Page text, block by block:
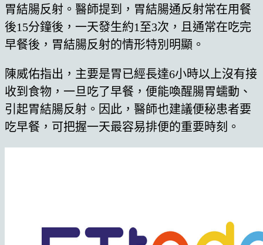
胃結腸反射。醫師提到，胃結腸通反射常在用餐
後15分鐘後，一天發生約1至3次，且通常在吃完
早餐後，胃結腸反射的情形特別明顯。
陳威佑指出，主要是胃已經長達6小時以上沒有接
收到食物，一旦吃了早餐，便能喚醒腸胃蠕動、
引起胃結腸反射。因此，醫師也建議便秘患者要
吃早餐，可把握一天最容易排便的重要時刻。